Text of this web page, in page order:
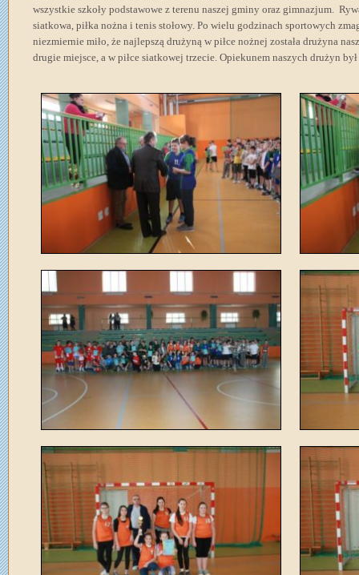
wszystkie szkoły podstawowe z terenu naszej gminy oraz gimnazjum.
siatkowa, piłka nożna i tenis stołowy. Po wielu godzinach sportowych
niezmiernie miło, że najlepszą drużyną w piłce nożnej została drużyna
drugie miejsce, a w piłce siatkowej trzecie. Opiekunem naszych drużyn